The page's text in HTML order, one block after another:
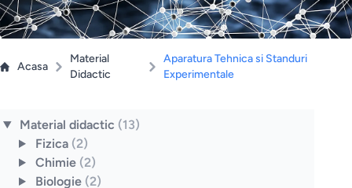
Acasa
Material
Didactic
Aparatura Tehnica si Standuri
Experimentale
Material didactic (13)
Fizica (2)
Chimie (2)
Biologie (2)